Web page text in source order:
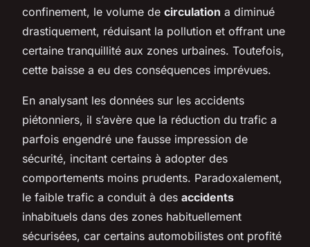
confinement, le volume de circulation a diminué
drastiquement, réduisant la pollution et offrant une
certaine tranquillité aux zones urbaines. Toutefois,
cette baisse a eu des conséquences imprévues.
En analysant les données sur les accidents
piétonniers, il s’avère que la réduction du trafic a
parfois engendré une fausse impression de
sécurité, incitant certains à adopter des
comportements moins prudents. Paradoxalement,
le faible trafic a conduit à des accidents
inhabituels dans des zones habituellement
sécurisées, car certains automobilistes ont profité